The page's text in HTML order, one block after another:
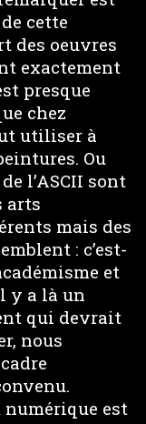
cette
des oeuvres
exactement
presque
chez
utiliser à
Ou
l’ASCII sont
arts
mais des
: c’est-
et
y a là un
qui devrait
nous
numérique est